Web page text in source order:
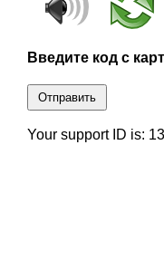
Введите код с
Отправить
Your support ID is: